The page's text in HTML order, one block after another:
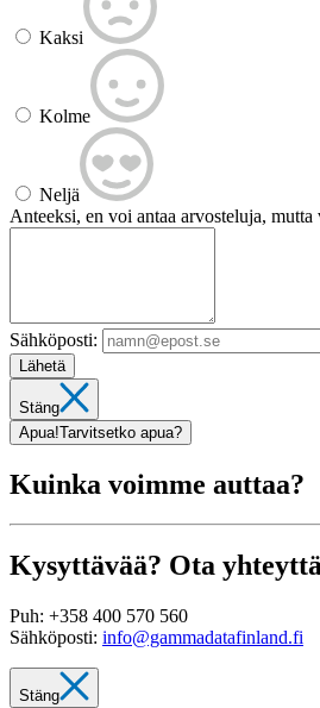
Kaksi
Kolme
Neljä
Anteeksi, en voi antaa arvosteluja, mutta
Sähköposti:
Lähetä
Stäng
Apua!Tarvitsetko apua?
Kuinka voimme auttaa?
Kysyttävää? Ota
Puh: +358 400 570 560
Sähköposti: info@gammadatafinland.fi
Stäng